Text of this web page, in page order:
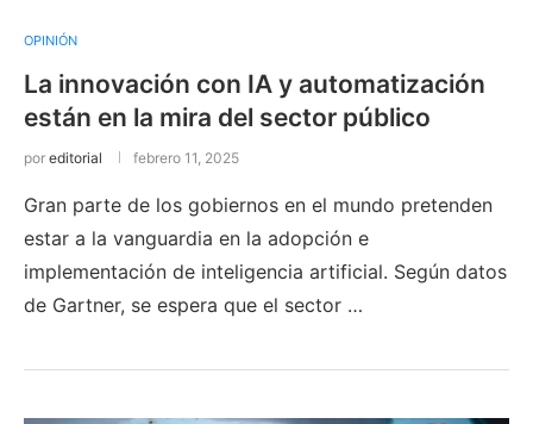
OPINIÓN
La innovación con IA y automatización
están en la mira del sector público
por editorial febrero 11, 2025
Gran parte de los gobiernos en el mundo pretenden
estar a la vanguardia en la adopción e
implementación de inteligencia artificial. Según datos
de Gartner, se espera que el sector …